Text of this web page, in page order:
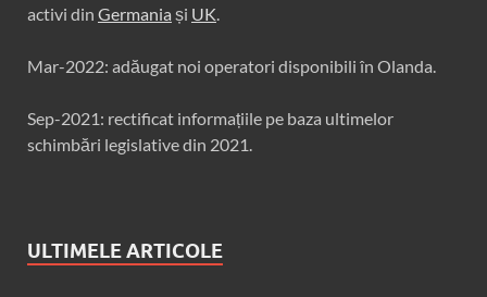
activi din Germania și UK.
Mar-2022: adăugat noi operatori disponibili în Olanda.
Sep-2021: rectificat informațiile pe baza ultimelor
schimbări legislative din 2021.
ULTIMELE ARTICOLE